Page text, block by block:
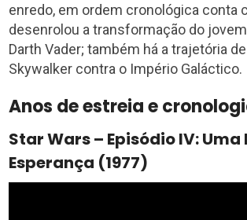
enredo, em ordem cronológica conta
desenrolou a transformação do
Darth Vader; também há a trajetória
Skywalker contra o Império Galáctico.
Anos de estreia e
Star Wars – Episódio IV: Uma
Esperança (1977)